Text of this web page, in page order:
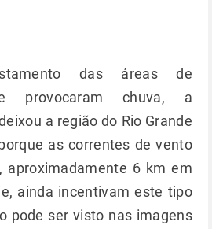
das áreas de
provocaram chuva, a
a região do Rio Grande
as correntes de vento
aproximadamente 6 km em
ainda incentivam este tipo
pode ser visto nas imagens